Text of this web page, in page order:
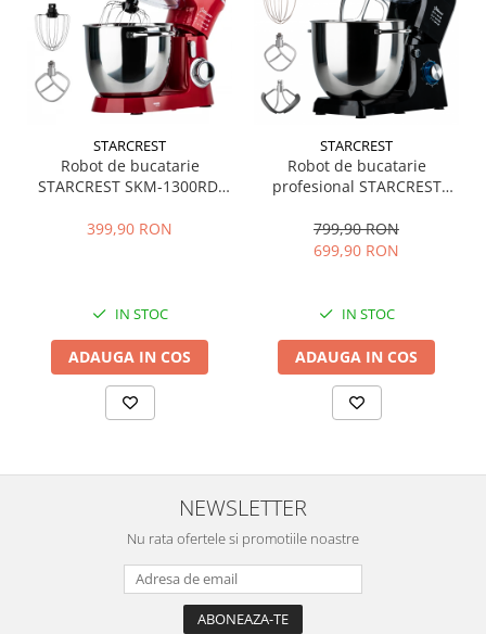
STARCREST
Robot de bucatarie
STARCREST SKM-1300RD,
Accesorii, 10 Viteze + Pulse,
399,90 RON
IN STOC
ADAUGA IN COS
STARCREST
Robot de bucatarie
profesional STARCREST
10 L Inox, 5 Accesorii, 6
Viteze + Pulse, Angrenaje
799,90 RON
699,90 RON
IN STOC
ADAUGA IN COS
NEWSLETTER
Nu rata ofertele si promotiile noastre